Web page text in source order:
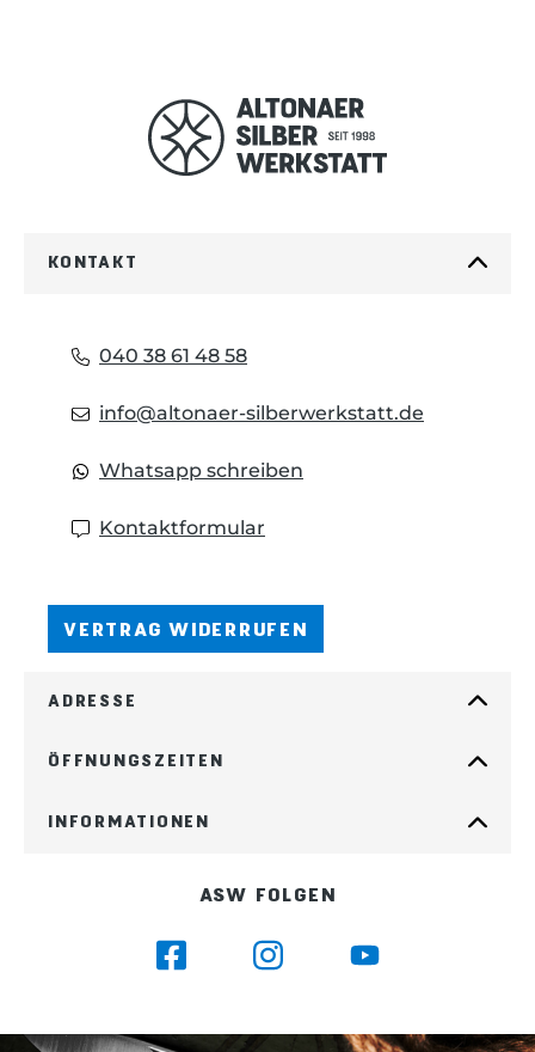
KONTAKT
040 38 61 48 58
info@altonaer-silberwerkstatt.de
Whatsapp schreiben
Kontaktformular
VERTRAG WIDERRUFEN
ADRESSE
ÖFFNUNGSZEITEN
INFORMATIONEN
ASW FOLGEN